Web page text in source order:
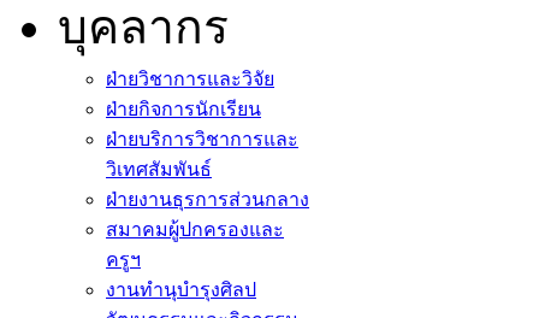
บุคลากร
ฝ่ายวิชาการและวิจัย
ฝ่ายกิจการนักเรียน
ฝ่ายบริการวิชาการและ
วิเทศสัมพันธ์
ฝ่ายงานธุรการส่วนกลาง
สมาคมผู้ปกครองและ
ครูฯ
งานทำนุบำรุงศิลป